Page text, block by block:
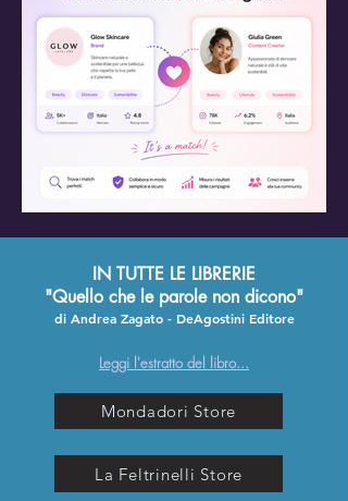
IN TUTTE LE LIBRERIE
"Quello che le parole non dicono"
di Andrea Zagato - DeAgostiniEditore
Leggi l'estratto del libro...
Mondadori Store
La Feltrinelli Store